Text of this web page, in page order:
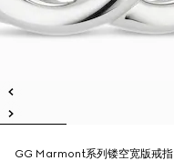
GG Marmont系列镂空宽版戒指